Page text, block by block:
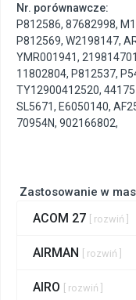
Zastosowanie w
ACOM 27 [ rozwiń ]
AIRMAN [ rozwiń ]
AIRO [ rozwiń ]
Nr. porównawcze:
P812586, 87682998,
P812569, W2198147,
YMR001941, 219814701
11802804, P812537,
TY12900412520,
SL5671, E6050140,
70954N, 902166802,